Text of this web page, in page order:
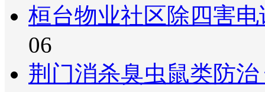
桓台物业社区除四害
06
荆门消杀臭虫鼠类防